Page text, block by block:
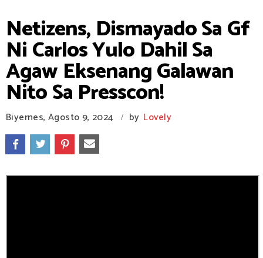
Netizens, Dismayado Sa Gf
Ni Carlos Yulo Dahil Sa
Agaw Eksenang Galawan
Nito Sa Presscon!
Biyernes, Agosto 9, 2024 / by Lovely